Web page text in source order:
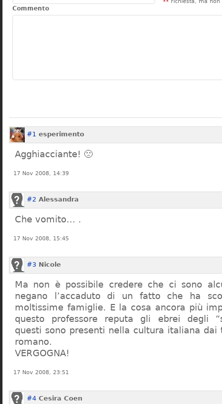
Commento
#1 esperimento
Agghiacciante! 🙁
17 Nov 2008, 14:39
#2 Alessandra
Che vomito… .
17 Nov 2008, 15:45
#3 Nicole
Ma non è possibile credere che ci sono
negano l’accaduto di un fatto che ha
moltissime famiglie. E la cosa ancora più
questo professore reputa gli ebrei degli
questi sono presenti nella cultura italiana dai
romano.
VERGOGNA!
17 Nov 2008, 23:51
#4 Cesira Coen